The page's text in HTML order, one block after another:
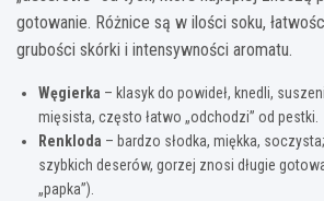
gotowanie. Różnice są w ilości soku,
grubości skórki i intensywności aromatu.
Węgierka – klasyk do powideł, knedli,
mięsista, często łatwo „odchodzi” od pestki.
Renkloda – bardzo słodka, miękka,
szybkich deserów, gorzej znosi długie
„papka”).